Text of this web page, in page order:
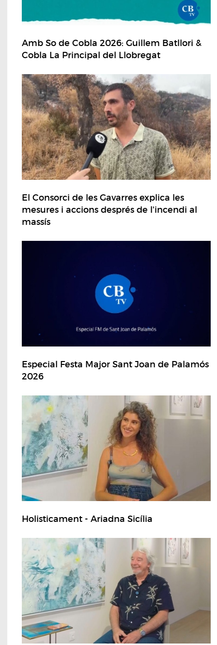
Amb So de Cobla 2026: Guillem Batllori &
Cobla La Principal del Llobregat
El Consorci de les Gavarres explica les
mesures i accions després de l'incendi al
massís
Especial Festa Major Sant Joan de Palamós
2026
Holisticament - Ariadna Sicília